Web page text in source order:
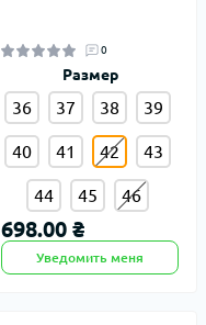
0
Размер
36 37 38 39
40 41 42 43
44 45 46
698.00 ₴
Уведомить меня